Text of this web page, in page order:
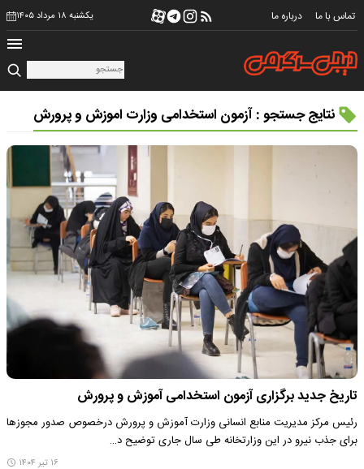
تماس با ما درباره ما یکشنبه ۱۸ مرداد ۱۴۰۵
نتایج جستجو : آزمون استخدامی وزارت اموزش و پرورش
تاریخ جدید برگزاری آزمون استخدامی آموزش و پرورش
رئیس مرکز مدیریت منابع انسانی وزارت آموزش و پرورش درخصوص صدور مجوزها
برای جذب نیرو در این وزارتخانه طی سال جاری توضیح د…
۱۶ تیر ۱۴۰۴